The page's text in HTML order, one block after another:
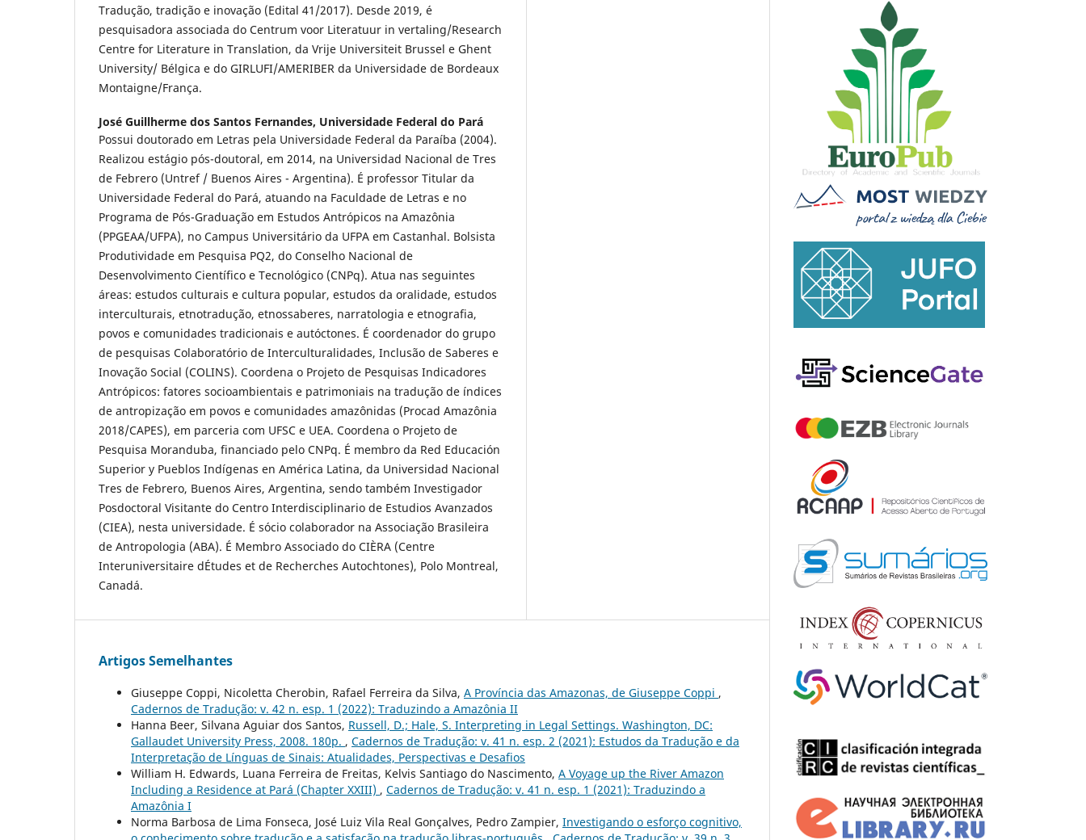
Tradução, tradição e inovação (Edital 41/2017). Desde 2019, é
pesquisadora associada do Centrum voor Literatuur in vertaling/Research
Centre for Literature in Translation, da Vrije Universiteit Brussel e Ghent
University/ Bélgica e do GIRLUFI/AMERIBER da Universidade de Bordeaux
Montaigne/França.
José Guillherme dos Santos Fernandes, Universidade Federal do Pará
Possui doutorado em Letras pela Universidade Federal da Paraíba (2004).
Realizou estágio pós-doutoral, em 2014, na Universidad Nacional de Tres
de Febrero (Untref / Buenos Aires - Argentina). É professor Titular da
Universidade Federal do Pará, atuando na Faculdade de Letras e no
Programa de Pós-Graduação em Estudos Antrópicos na Amazônia
(PPGEAA/UFPA), no Campus Universitário da UFPA em Castanhal. Bolsista
Produtividade em Pesquisa PQ2, do Conselho Nacional de
Desenvolvimento Científico e Tecnológico (CNPq). Atua nas seguintes
áreas: estudos culturais e cultura popular, estudos da oralidade, estudos
interculturais, etnotradução, etnossaberes, narratologia e etnografia,
povos e comunidades tradicionais e autóctones. É coordenador do grupo
de pesquisas Colaboratório de Interculturalidades, Inclusão de Saberes e
Inovação Social (COLINS). Coordena o Projeto de Pesquisas Indicadores
Antrópicos: fatores socioambientais e patrimoniais na tradução de índices
de antropização em povos e comunidades amazônidas (Procad Amazônia
2018/CAPES), em parceria com UFSC e UEA. Coordena o Projeto de
Pesquisa Moranduba, financiado pelo CNPq. É membro da Red Educación
Superior y Pueblos Indígenas en América Latina, da Universidad Nacional
Tres de Febrero, Buenos Aires, Argentina, sendo também Investigador
Posdoctoral Visitante do Centro Interdisciplinario de Estudios Avanzados
(CIEA), nesta universidade. É sócio colaborador na Associação Brasileira
de Antropologia (ABA). É Membro Associado do CIÈRA (Centre
Interuniversitaire dÉtudes et de Recherches Autochtones), Polo Montreal,
Canadá.
Artigos Semelhantes
Giuseppe Coppi, Nicoletta Cherobin, Rafael Ferreira da Silva, A Província das Amazonas, de Giuseppe Coppi ,
Cadernos de Tradução: v. 42 n. esp. 1 (2022): Traduzindo a Amazônia II
Hanna Beer, Silvana Aguiar dos Santos, Russell, D.; Hale, S. Interpreting in Legal Settings. Washington, DC:
Gallaudet University Press, 2008. 180p. , Cadernos de Tradução: v. 41 n. esp. 2 (2021): Estudos da Tradução e da
Interpretação de Línguas de Sinais: Atualidades, Perspectivas e Desafios
William H. Edwards, Luana Ferreira de Freitas, Kelvis Santiago do Nascimento, A Voyage up the River Amazon
Including a Residence at Pará (Chapter XXIII) , Cadernos de Tradução: v. 41 n. esp. 1 (2021): Traduzindo a
Amazônia I
Norma Barbosa de Lima Fonseca, José Luiz Vila Real Gonçalves, Pedro Zampier, Investigando o esforço cognitivo,